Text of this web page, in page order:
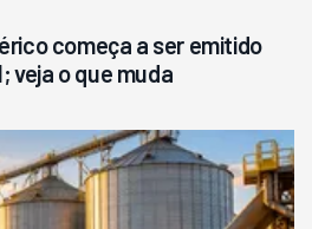
começa a ser emitido
veja o que muda